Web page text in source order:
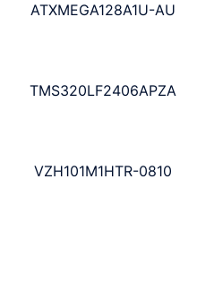
ATXMEGA128A1U-AU
TMS320LF2406APZA
VZH101M1HTR-0810